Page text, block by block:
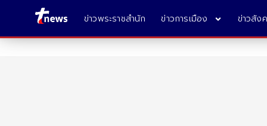
ข่าวพระราชสำนัก ข่าวการเมือง ข่าวสัง